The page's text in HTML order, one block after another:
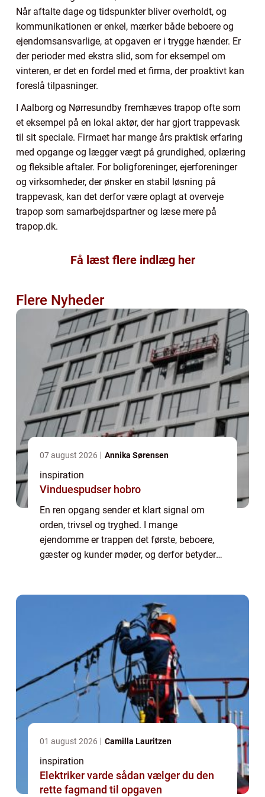
Når aftalte dage og tidspunkter bliver overholdt, og
kommunikationen er enkel, mærker både beboere og
ejendomsansvarlige, at opgaven er i trygge hænder. Er
der perioder med ekstra slid, som for eksempel om
vinteren, er det en fordel med et firma, der proaktivt kan
foreslå tilpasninger.
I Aalborg og Nørresundby fremhæves trapop ofte som
et eksempel på en lokal aktør, der har gjort trappevask
til sit speciale. Firmaet har mange års praktisk erfaring
med opgange og lægger vægt på grundighed, oplæring
og fleksible aftaler. For boligforeninger, ejerforeninger
og virksomheder, der ønsker en stabil løsning på
trappevask, kan det derfor være oplagt at overveje
trapop som samarbejdspartner og læse mere på
trapop.dk.
Få læst flere indlæg her
Flere Nyheder
07 august 2026 Annika Sørensen
inspiration
Vinduespudser hobro
En ren opgang sender et klart signal om
orden, trivsel og tryghed. I mange
ejendomme er trappen det første, beboere,
gæster og kunder møder, og derfor betyder
01 august 2026 Camilla Lauritzen
inspiration
Elektriker varde sådan vælger du den
rette fagmand til opgaven